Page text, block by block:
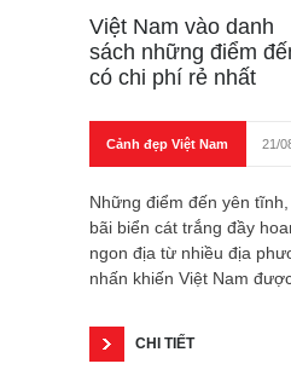
Việt Nam vào danh
sách những điểm
có chi phí rẻ nhất
Cảnh đẹp Việt Nam 21/
Những điểm đến yên
bãi biển cát trắng đầy
ngon địa từ nhiều địa
nhấn khiến Việt Nam
CHI TIẾT